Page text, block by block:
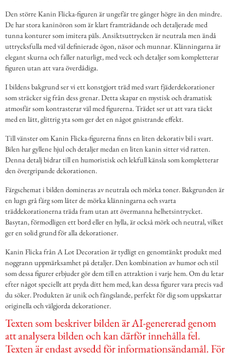
Den större Kanin Flicka-figuren är ungefär tre gånger högre än den mindre.
De har stora kaninöron som är klart framträdande och detaljerade med
tunna konturer som imitera päls. Ansiktsuttrycken är neutrala men ändå
uttrycksfulla med väl definierade ögon, näsor och munnar. Klänningarna är
elegant skurna och faller naturligt, med veck och detaljer som kompletterar
figuren utan att vara överdådiga.
I bildens bakgrund ser vi ett konstgjort träd med svart fjäderdekorationer
som sträcker sig från dess grenar. Detta skapar en mystisk och dramatisk
atmosfär som kontrasterar väl med figurerna. Trädet ser ut att vara täckt
med en lätt, glittrig yta som ger det en något gnistrande effekt.
Till vänster om Kanin Flicka-figurerna finns en liten dekorativ bil i svart.
Bilen har gyllene hjul och detaljer medan en liten kanin sitter vid ratten.
Denna detalj bidrar till en humoristisk och lekfull känsla som kompletterar
den övergripande dekorationen.
Färgschemat i bilden domineras av neutrala och mörka toner. Bakgrunden är
en lugn grå färg som låter de mörka klänningarna och svarta
träddekorationerna träda fram utan att övermanna helhetsintrycket.
Basytan, förmodligen ett bord eller en hylla, är också mörk och neutral, vilket
ger en solid grund för alla dekorationer.
Kanin Flicka från A Lot Decoration är tydligt en genomtänkt produkt med
noggrann uppmärksamhet på detaljer. Den kombination av humor och stil
som dessa figurer erbjuder gör dem till en attraktion i varje hem. Om du letar
efter något speciellt att pryda ditt hem med, kan dessa figurer vara precis vad
du söker. Produkten är unik och fängslande, perfekt för dig som uppskattar
originella och välgjorda dekorationer.